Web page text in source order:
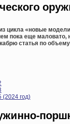
цикла «новые
пока еще маловато,
статья по
(2024 год)